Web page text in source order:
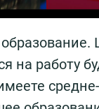
на работу